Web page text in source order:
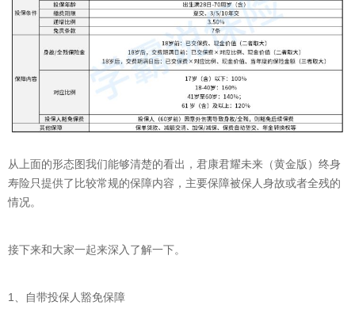
从上面的形态图我们能够清楚的看出，君康君耀未来（黄金版）终身
寿险只提供了比较常规的保障内容，主要保障被保人身故或者全残的
情况。
接下来和大家一起来深入了解一下。
1、自带投保人豁免保障